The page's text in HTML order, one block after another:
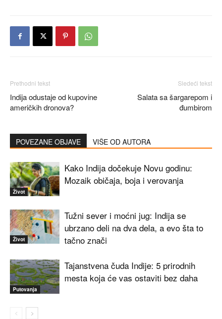
Prethodni tekst
Indija odustaje od kupovine
američkih dronova?
Sledeći tekst
Salata sa šargarepom i
đumbirom
POVEZANE OBJAVE VIŠE OD AUTORA
Život
Kako Indija dočekuje Novu godinu:
Mozaik običaja, boja i verovanja
Život
Tužni sever i moćni jug: Indija se
ubrzano deli na dva dela, a evo šta to
tačno znači
Putovanja
Tajanstvena čuda Indije: 5 prirodnih
mesta koja će vas ostaviti bez daha